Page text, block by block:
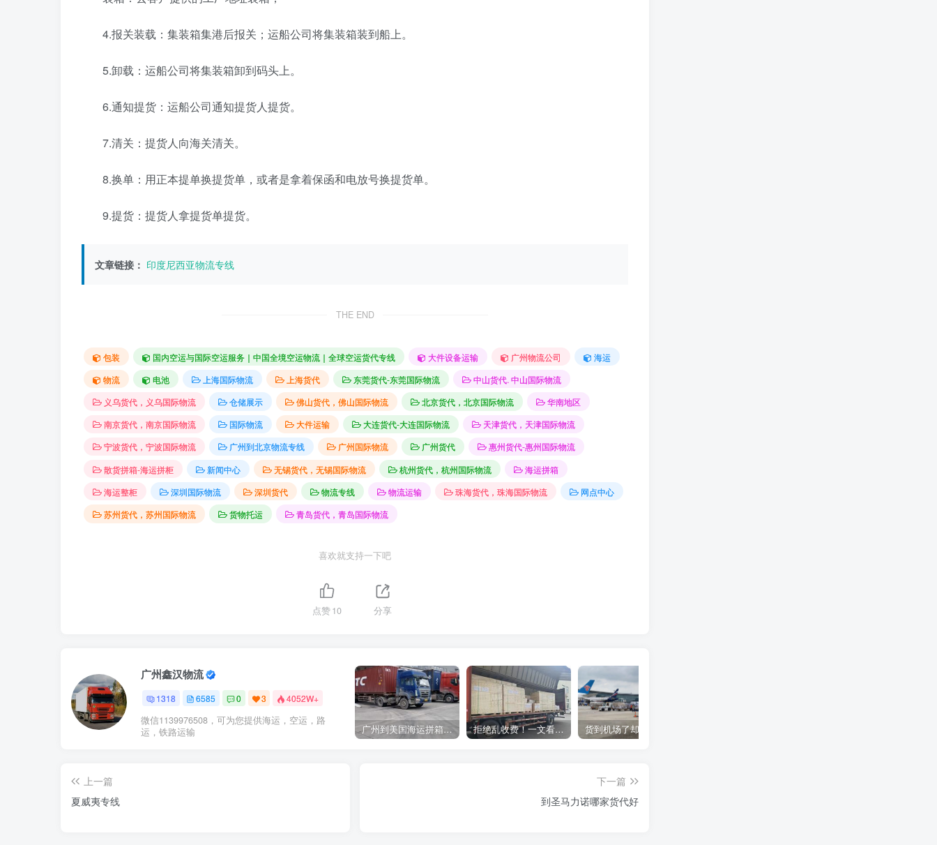
4.报关装载：集装箱集港后报关；运船公司将集装箱装到船上。
5.卸载：运船公司将集装箱卸到码头上。
6.通知提货：运船公司通知提货人提货。
7.清关：提货人向海关清关。
8.换单：用正本提单换提货单，或者是拿着保函和电放号换提货单。
9.提货：提货人拿提货单提货。
文章链接： 印度尼西亚物流专线
THE END
包装 国内空运与国际空运服务｜中国全境空运物流｜全球空运货代专线 大件设备运输 广州物流公司
海运
物流
电池 上海国际物流 上海货代 东莞货代-东莞国际物流
中山货代. 中山国际物流
义乌货代，义乌国际物流
仓储展示 佛山货代，佛山国际物流 北京货代，北京国际物流
华南地区
南京货代，南京国际物流
国际物流 大件运输 大连货代-大连国际物流
天津货代，天津国际物流
宁波货代，宁波国际物流
广州到北京物流专线 广州国际物流 广州货代
惠州货代-惠州国际物流
散货拼箱-海运拼柜
新闻中心 无锡货代，无锡国际物流 杭州货代，杭州国际物流
海运拼箱
海运整柜
深圳国际物流 深圳货代 物流专线 物流运输 珠海货代，珠海国际物流
网点中心
苏州货代，苏州国际物流
货物托运 青岛货代，青岛国际物流
喜欢就支持一下吧
点赞10 分享
广州鑫汉物流
1318 6585 0 3 4052W+
微信1139976508，可为您提供海运，空运，路
运，铁路运输
广州到美国海运拼箱多少钱？2024年最新运费构成+隐藏费用避坑指南 拒绝乱收费！一文看懂中国货代计费套路，教你避开所有隐形坑
上一篇
夏威夷专线
下一篇
到圣马力诺哪家货代好